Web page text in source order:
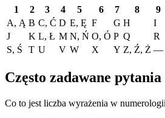
1 2 3 4 5 6 7 8
9
A, Ą B C, Ć D E, Ę F G H
I
J
K L, Ł M N, Ń O, Ó P Q
R
S, Ś
T U V W X Y Z, Ź, Ż —
Często zadawane pytania
Co to jest liczba wyrażenia w